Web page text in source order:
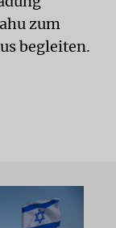
zum
begleiten.